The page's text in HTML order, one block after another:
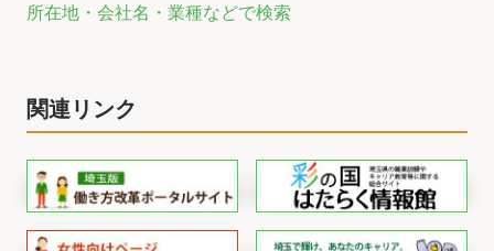
所在地・会社名・業種などで検索
関連リンク